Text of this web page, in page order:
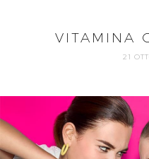
VITAMINA
21